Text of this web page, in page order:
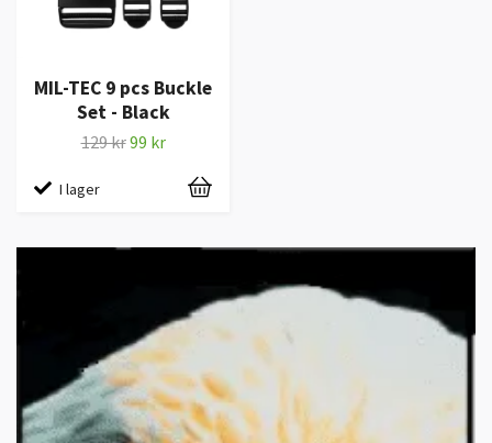
MIL-TEC 9 pcs Buckle
Set - Black
129 kr99 kr
I lager